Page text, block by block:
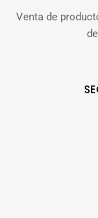
Venta de